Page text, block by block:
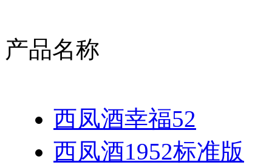
产品名称
西凤酒幸福52
西凤酒1952标准版